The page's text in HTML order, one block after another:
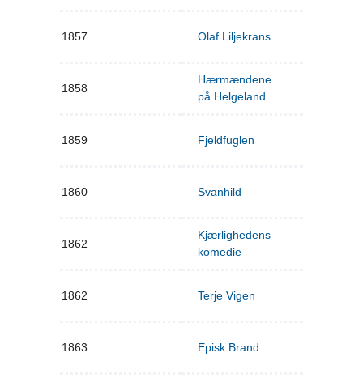
1857 Olaf Liljekrans
1858
Hærmændene
på Helgeland
1859 Fjeldfuglen
1860 Svanhild
1862
Kjærlighedens
komedie
1862 Terje Vigen
1863 Episk Brand